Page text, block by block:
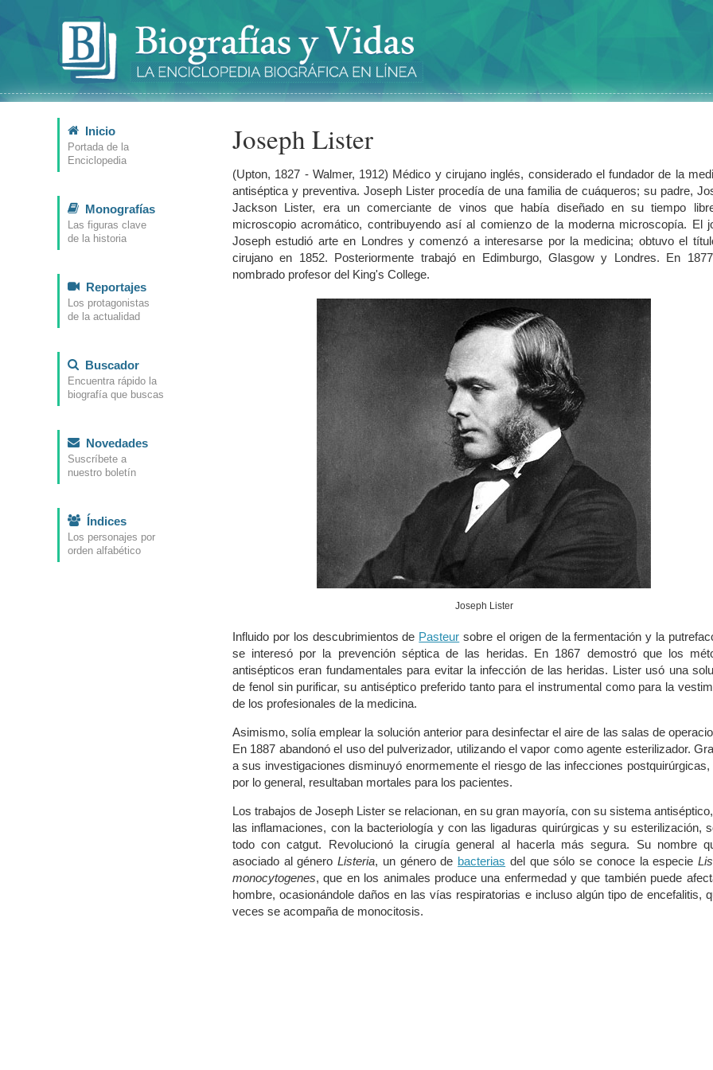
Inicio
Portada de la
Enciclopedia
Monografías
Las figuras clave
de la historia
Reportajes
Los protagonistas
de la actualidad
Buscador
Encuentra rápido la
biografía que buscas
Novedades
Suscríbete a
nuestro boletín
Índices
Los personajes por
orden alfabético
Joseph Lister
(Upton, 1827 - Walmer, 1912) Médico y cirujano inglés, considerado el fundador de la
antiséptica y preventiva. Joseph Lister procedía de una familia de cuáqueros; su padre,
Jackson Lister, era un comerciante de vinos que había diseñado en su tiempo
microscopio acromático, contribuyendo así al comienzo de la moderna microscopía. El
Joseph estudió arte en Londres y comenzó a interesarse por la medicina; obtuvo el
cirujano en 1852. Posteriormente trabajó en Edimburgo, Glasgow y Londres. En
nombrado profesor del King's College.
Joseph Lister
Influido por los descubrimientos de Pasteur sobre el origen de la fermentación y la
se interesó por la prevención séptica de las heridas. En 1867 demostró que los
antisépticos eran fundamentales para evitar la infección de las heridas. Lister usó una
de fenol sin purificar, su antiséptico preferido tanto para el instrumental como para la
de los profesionales de la medicina.
Asimismo, solía emplear la solución anterior para desinfectar el aire de las salas de
En 1887 abandonó el uso del pulverizador, utilizando el vapor como agente esterilizador.
a sus investigaciones disminuyó enormemente el riesgo de las infecciones postquirúrgicas,
por lo general, resultaban mortales para los pacientes.
Los trabajos de Joseph Lister se relacionan, en su gran mayoría, con su sistema
las inflamaciones, con la bacteriología y con las ligaduras quirúrgicas y su esterilización,
todo con catgut. Revolucionó la cirugía general al hacerla más segura. Su nombre
asociado al géneroListeria, un género de bacterias del que sólo se conoce la especie
monocytogenes, que en los animales produce una enfermedad y que también puede
hombre, ocasionándole daños en las vías respiratorias e incluso algún tipo de encefalitis,
veces se acompaña de monocitosis.